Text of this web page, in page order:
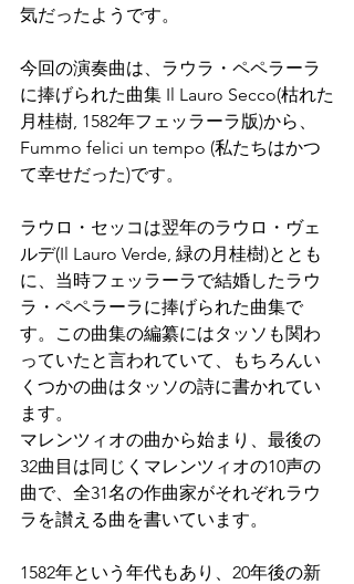
気だったようです。
今回の演奏曲は、ラウラ・ペペラーラ
に捧げられた曲集 Il Lauro Secco(枯れた
月桂樹, 1582年フェッラーラ版)から、
Fummo felici un tempo (私たちはかつ
て幸せだった)です。
ラウロ・セッコは翌年のラウロ・ヴェ
ルデ(Il Lauro Verde, 緑の月桂樹)ととも
に、当時フェッラーラで結婚したラウ
ラ・ペペラーラに捧げられた曲集で
す。この曲集の編纂にはタッソも関わ
っていたと言われていて、もちろんい
くつかの曲はタッソの詩に書かれてい
ます。
マレンツィオの曲から始まり、最後の
32曲目は同じくマレンツィオの10声の
曲で、全31名の作曲家がそれぞれラウ
ラを讃える曲を書いています。
1582年という年代もあり、20年後の新